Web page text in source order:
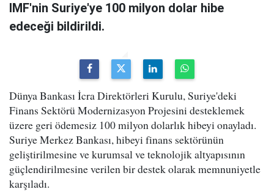
IMF'nin Suriye'ye 100 milyon dolar hibe
edeceği bildirildi.
Dünya Bankası İcra Direktörleri Kurulu, Suriye'deki
Finans Sektörü Modernizasyon Projesini desteklemek
üzere geri ödemesiz 100 milyon dolarlık hibeyi onayladı.
Suriye Merkez Bankası, hibeyi finans sektörünün
geliştirilmesine ve kurumsal ve teknolojik altyapısının
güçlendirilmesine verilen bir destek olarak memnuniyetle
karşıladı.